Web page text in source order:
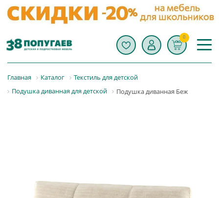
0
Главная Каталог
Текстиль для детской
Подушка диванная для детской
Подушка диванная Беж